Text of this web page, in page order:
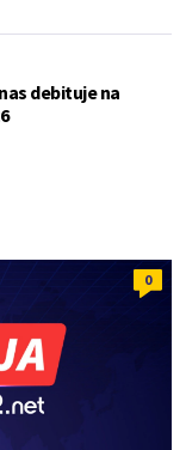
debituje na
0